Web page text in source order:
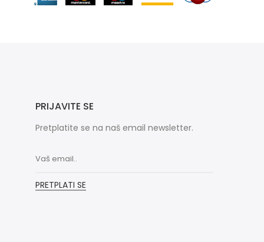
PRIJAVITE SE
Pretplatite se na naš email newsletter.